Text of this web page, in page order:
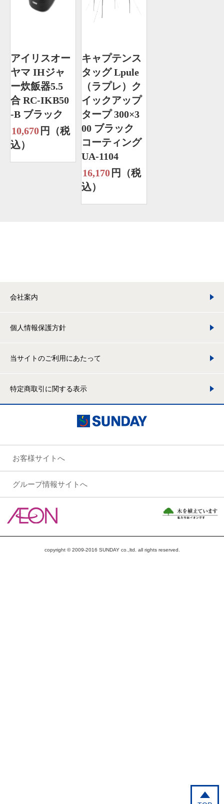
アイリスオー
ヤマ IHジャ
ー炊飯器5.5
合 RC-IKB50
-B ブラック
10,670 円（税
込）
キャプテンス
タッグ Lpule
（ラプレ）ク
イックアップ
タープ 300×3
00 ブラック
コーティング
UA-1104
16,170 円（税
込）
会社案内
個人情報保護方針
当サイトのご利用にあたって
特定商取引に関する表示
お客様サイトへ
グループ情報サイトへ
copyright © 2009-2016 SUNDAY co.,ltd. all rights reserved.